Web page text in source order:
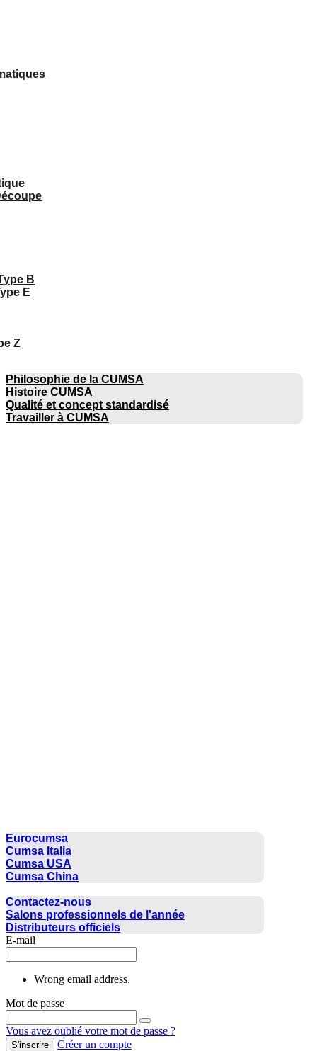
B
E
Z
Philosophie de la CUMSA
Histoire CUMSA
Qualité et concept standardisé
Travailler à CUMSA
Eurocumsa
Cumsa Italia
Cumsa USA
Cumsa China
Contactez-nous
Salons professionnels de l'année
Distributeurs officiels
E-mail
Wrong email address.
Mot de passe
Vous avez oublié votre mot de passe ?
S'inscrire
Créer un compte